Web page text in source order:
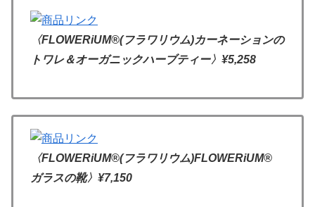
〈FLOWERiUM®(フラワリウム)カーネーションの
トワレ＆オーガニックハーブティー〉 ¥5,258
〈FLOWERiUM®(フラワリウム)FLOWERiUM®︎
ガラスの靴〉 ¥7,150